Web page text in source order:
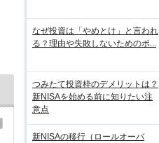
なぜ投資は「やめとけ」と言われ
る？理由や失敗しないためのポ...
つみたて投資枠のデメリットは？
新NISAを始める前に知りたい注
意点
新NISAの移行（ロールオーバ